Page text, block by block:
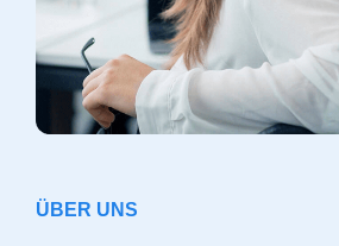
ÜBER UNS